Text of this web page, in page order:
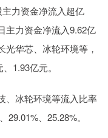
力资金净流入超亿
主力资金净流入9.62亿
华芯、冰轮环境等，
1.93亿元。
、冰轮环境等流入比率
、25.28%。